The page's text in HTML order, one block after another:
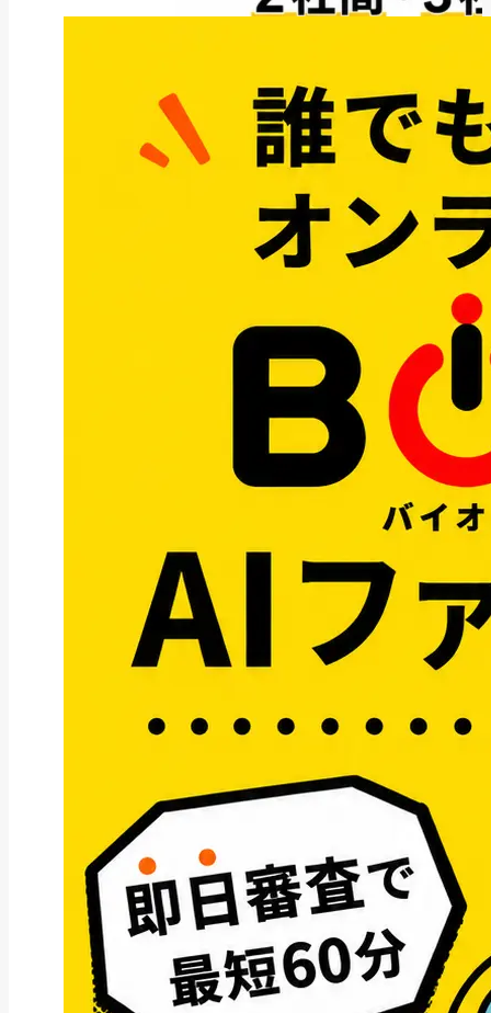
ファクタリング
ファクタリングとは？仕組み・メ
リット・注意点と...
ファクタリング
ペイトナーファクタリングの活用